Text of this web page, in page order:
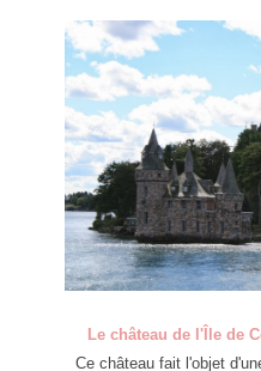
Le château de l'Île de
Ce château fait l'objet